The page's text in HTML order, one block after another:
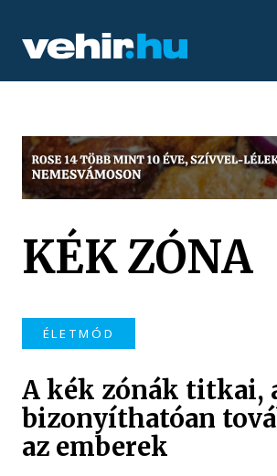
KÉK ZÓNA
ÉLETMÓD
A kék zónák titkai,
bizonyíthatóan
az emberek